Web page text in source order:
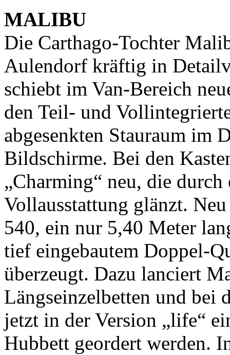
MALIBU
Die Carthago-Tochter
Aulendorf kräftig in
schiebt im Van-Bereich
den Teil- und
abgesenkten Stauraum im
Bildschirme. Bei den
„Charming“ neu, die
Vollausstattung glänzt.
540, ein nur 5,40 Meter
tief eingebautem Doppel-
überzeugt. Dazu lanciert
Längseinzelbetten und bei
jetzt in der Version „life“
Hubbett geordert werden.